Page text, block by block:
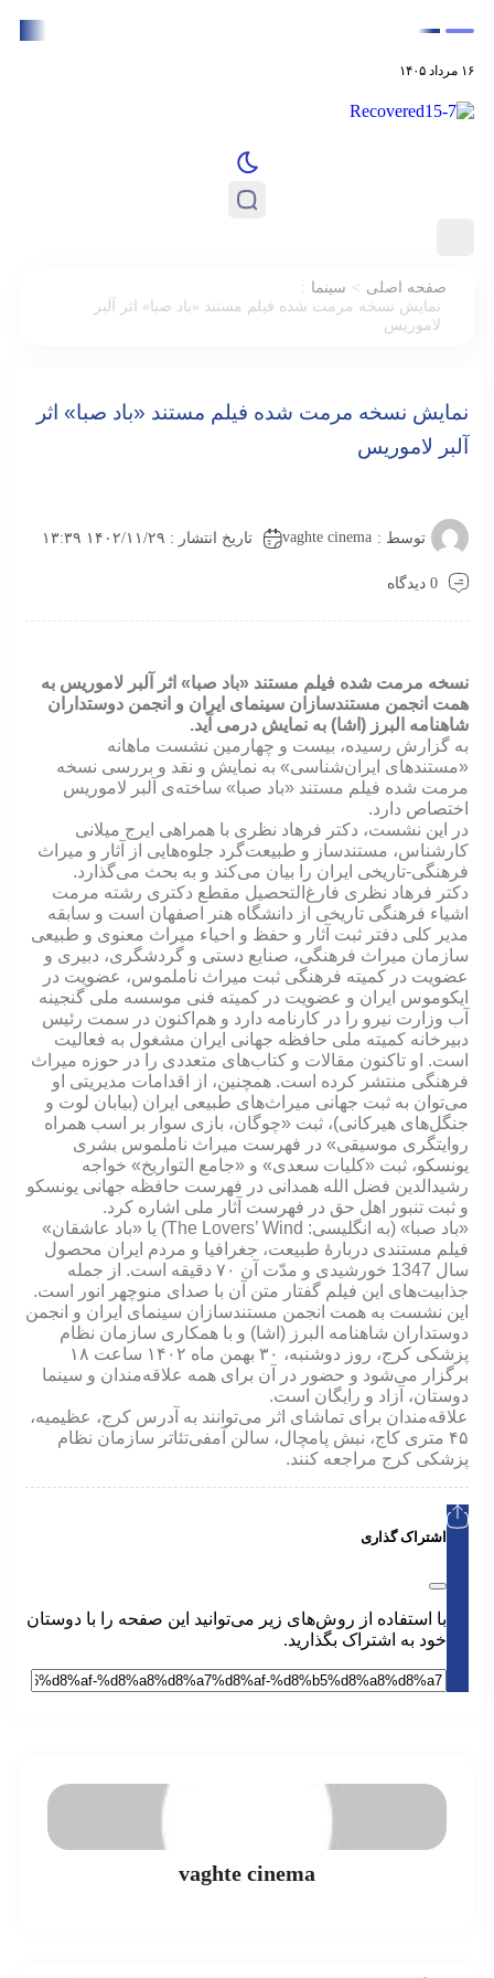
۱۶ مرداد ۱۴۰۵
صفحه اصلی > سینما :
نمایش نسخه مرمت شده فیلم مستند «باد صبا» اثر آلبر
لاموریس
نمایش نسخه مرمت شده فیلم مستند «باد صبا» اثر
آلبر لاموریس
توسط : vaghte cinema تاریخ انتشار : ۱۴۰۲/۱۱/۲۹ ۱۳:۳۹
0 دیدگاه
نسخه مرمت شده فیلم مستند «باد صبا» اثر آلبر لاموریس به
همت انجمن مستندسازان سینمای ایران و انجمن دوستداران
شاهنامه البرز (اشا) به نمایش درمی آید.
به گزارش رسیده، بیست‌ و چهارمین نشست‌ ماهانه
«مستندهای ایران‌شناسی» به نمایش و نقد و بررسی نسخه
مرمت شده فیلم مستند «باد صبا» ساخته‌ی آلبر لاموریس
اختصاص دارد.
در این نشست، دکتر فرهاد نظری با همراهی ایرج میلانی
کارشناس، مستندساز و طبیعت‌گرد جلوه‌هایی از آثار و میراث
فرهنگی-تاریخی ایران را بیان می‌کند و به بحث می‌گذارد.
دکتر فرهاد نظری فارغ‌التحصیل مقطع دکتری رشته مرمت
اشیاء فرهنگی تاریخی از دانشگاه هنر اصفهان است و سابقه
مدیر کلی دفتر ثبت آثار و حفظ و احیاء میراث معنوی و طبیعی
سازمان میراث فرهنگی، صنایع دستی و گردشگری، دبیری و
عضویت در کمیته فرهنگی ثبت میراث ناملموس، عضویت در
ایکوموس ایران و عضویت در کمیته فنی موسسه ملی گنجینه
آب وزارت نیرو را در کارنامه دارد و هم‌اکنون در سمت رئیس
دبیرخانه کمیته ملی حافظه جهانی ایران مشغول به فعالیت
است. او تاکنون مقالات و کتاب‌های متعددی را در حوزه میراث
فرهنگی منتشر کرده است. همچنین، از اقدامات مدیریتی او
می‌توان به ثبت جهانی میراث‌های طبیعی ایران (بیابان لوت و
جنگل‌های هیرکانی)، ثبت «چوگان، بازی سوار بر اسب همراه
روایتگری موسیقی» در فهرست میراث ناملموس بشری
یونسکو، ثبت «کلیات سعدی» و «جامع التواریخ» خواجه
رشیدالدین فضل‌ الله همدانی در فهرست حافظه جهانی یونسکو
و ثبت تنبور اهل حق در فهرست آثار ملی اشاره کرد.
«باد صبا» (به انگلیسی: The Lovers’ Wind) یا «باد عاشقان»
فیلم مستندی دربارهٔ طبیعت، جغرافیا و مردم ایران محصول
سال 1347 خورشیدی و مدّت آن ۷۰ دقیقه است. از جمله
جذابیت‌های این فیلم گفتار متن آن با صدای منوچهر انور است.
این نشست‌ به همت انجمن مستندسازان سینمای ایران و انجمن
دوستداران شاهنامه البرز (اشا) و با همکاری سازمان نظام
پزشکی کرج، روز دوشنبه، ۳۰ بهمن ماه ۱۴۰۲ ساعت ۱۸
برگزار می‌شود و حضور در آن برای همه علاقه‌مندان و سینما
دوستان، آزاد و رایگان است.
علاقه‌مندان برای تماشای اثر می‌توانند به آدرس کرج، عظیمیه،
۴۵ متری کاج، نبش پامچال، سالن آمفی‌تئاتر سازمان نظام
پزشکی کرج مراجعه کنند.
اشتراک گذاری
با استفاده از روش‌های زیر می‌توانید این صفحه را با دوستان
خود به اشتراک بگذارید.
vaghte cinema